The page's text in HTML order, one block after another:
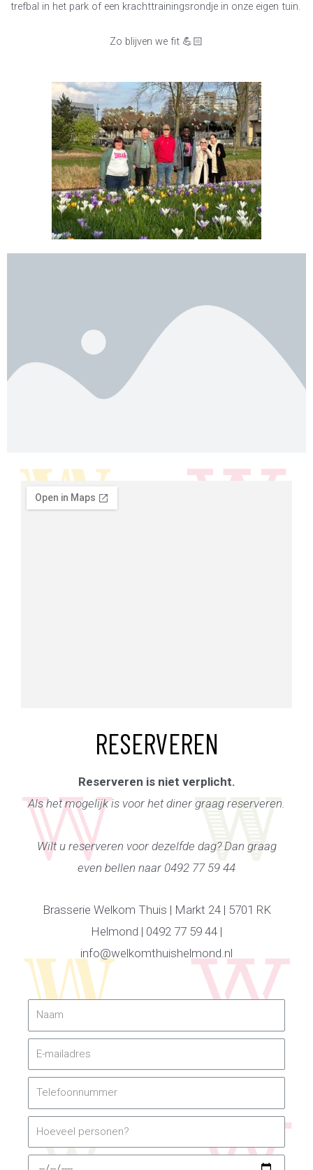
trefbal in het park of een krachttrainingsrondje in onze eigen tuin.
Zo blijven we fit 💪🏻
RESERVEREN
Reserveren is niet verplicht.
Als het mogelijk is voor het diner graag reserveren.
Wilt u reserveren voor dezelfde dag? Dan graag
even bellen naar 0492 77 59 44
Brasserie Welkom Thuis | Markt 24 | 5701 RK
Helmond | 0492 77 59 44 |
info@welkomthuishelmond.nl